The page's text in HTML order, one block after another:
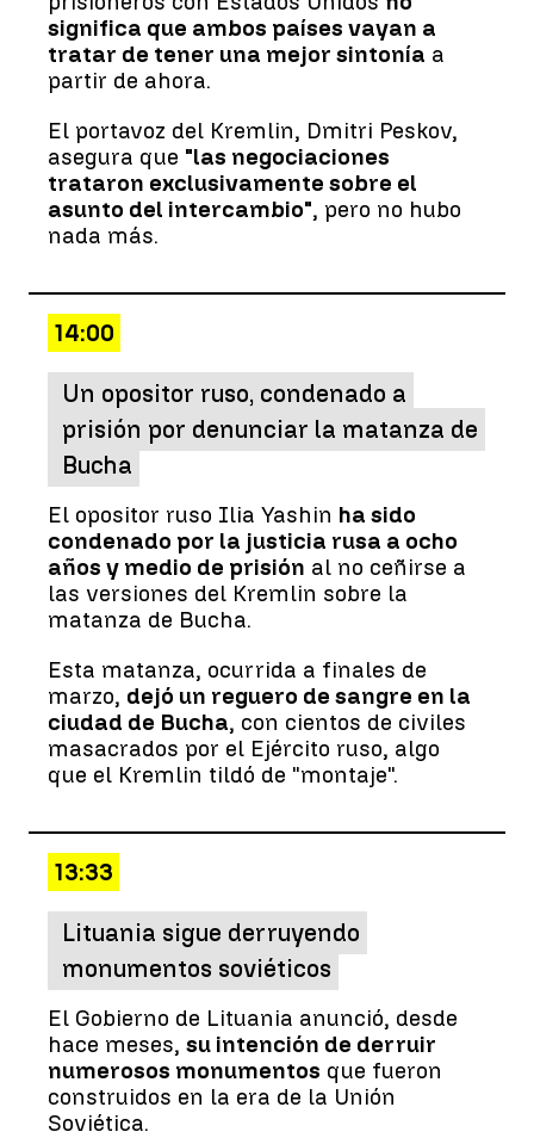
significa que ambos países vayan a
tratar de tener una mejor sintonía a
partir de ahora.
El portavoz del Kremlin, Dmitri Peskov,
asegura que "las negociaciones
trataron exclusivamente sobre el
asunto del intercambio", pero no hubo
nada más.
14:00
Un opositor ruso, condenado a
prisión por denunciar la matanza de
Bucha
El opositor ruso Ilia Yashin ha sido
condenado por la justicia rusa a ocho
años y medio de prisión al no ceñirse a
las versiones del Kremlin sobre la
matanza de Bucha.
Esta matanza, ocurrida a finales de
marzo, dejó un reguero de sangre en la
ciudad de Bucha, con cientos de civiles
masacrados por el Ejército ruso, algo
que el Kremlin tildó de "montaje".
13:33
Lituania sigue derruyendo
monumentos soviéticos
El Gobierno de Lituania anunció, desde
hace meses, su intención de derruir
numerosos monumentos que fueron
construidos en la era de la Unión
Soviética.